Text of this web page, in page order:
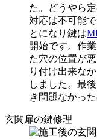
た。どうやら
対応は不可能
とになり鍵は
開始です。作
た穴の位置が
り付け出来な
しました。最
き問題なかっ
玄関扉の鍵修理